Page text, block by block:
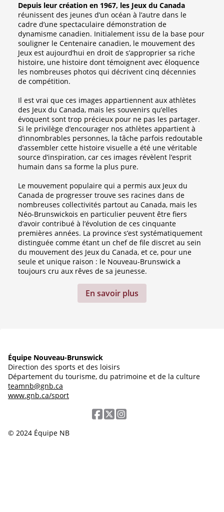
Depuis leur création en 1967, les Jeux du Canada
réunissent des jeunes d’un océan à l’autre dans le
cadre d’une spectaculaire démonstration de
dynamisme canadien. Initialement issu de la base pour
souligner le Centenaire canadien, le mouvement des
Jeux est aujourd’hui en droit de s’approprier sa riche
histoire, une histoire dont témoignent avec éloquence
les nombreuses photos qui décrivent cinq décennies
de compétition.
Il est vrai que ces images appartiennent aux athlètes
des Jeux du Canada, mais les souvenirs qu’elles
évoquent sont trop précieux pour ne pas les partager.
Si le privilège d’encourager nos athlètes appartient à
d’innombrables personnes, la tâche parfois redoutable
d’assembler cette histoire visuelle a été une véritable
source d’inspiration, car ces images révèlent l’esprit
humain dans sa forme la plus pure.
Le mouvement populaire qui a permis aux Jeux du
Canada de progresser trouve ses racines dans de
nombreuses collectivités partout au Canada, mais les
Néo-Brunswickois en particulier peuvent être fiers
d’avoir contribué à l’évolution de ces cinquante
premières années. La province s’est systématiquement
distinguée comme étant un chef de file discret au sein
du mouvement des Jeux du Canada, et ce, pour une
seule et unique raison : le Nouveau-Brunswick a
toujours cru aux rêves de sa jeunesse.
En savoir plus
Équipe Nouveau-Brunswick
Direction des sports et des loisirs
Département du tourisme, du patrimoine et de la culture
teamnb@gnb.ca
www.gnb.ca/sport
© 2024 Équipe NB